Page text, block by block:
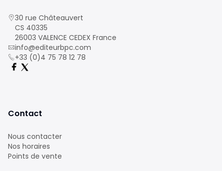
30 rue Châteauvert
CS 40335
26003 VALENCE CEDEX France
info@editeurbpc.com
+33 (0)4 75 78 12 78
Contact
Nous contacter
Nos horaires
Points de vente